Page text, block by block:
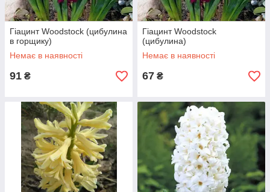
Гіацинт Woodstock (цибулина
в горщику)
Немає в наявності
91 ₴
Гіацинт Woodstock
(цибулина)
Немає в наявності
67 ₴